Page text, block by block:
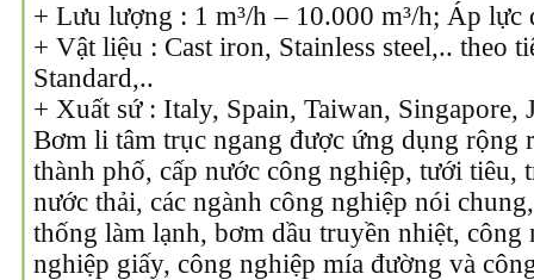
+ Lưu lượng : 1 m³/h – 10.000 m³/h; Áp lực
+ Vật liệu : Cast iron, Stainless steel,.. theo
Standard,..
+ Xuất sứ : Italy, Spain, Taiwan,
Bơm li tâm trục ngang được ứng dụng rộng
thành phố, cấp nước công nghiệp, tưới tiêu,
nước thải, các ngành công nghiệp nói
thống làm lạnh, bơm dầu truyền nhiệt, công
nghiệp giấy, công nghiệp mía đường và